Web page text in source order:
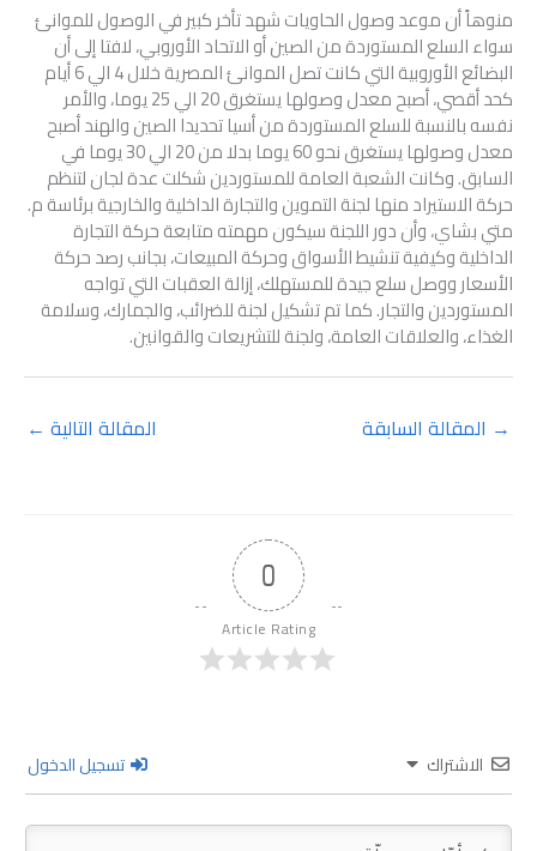
منوهاً أن موعد وصول الحاويات شهد تأخر كبير في الوصول للموانئ
سواء السلع المستوردة من الصين أو الاتحاد الأوروبي، لافتا إلى أن
البضائع الأوروبية التي كانت تصل الموانئ المصرية خلال 4 الي 6 أيام
كحد أقصي، أصبح معدل وصولها يستغرق 20 الي 25 يوما، والأمر
نفسه بالنسبة للسلع المستوردة من أسيا تحديدا الصين والهند أصبح
معدل وصولها يستغرق نحو 60 يوما بدلا من 20 الي 30 يوما في
السابق. وكانت الشعبة العامة للمستوردين شكلت عدة لجان لتنظم
حركة الاستيراد منها لجنة التموين والتجارة الداخلية والخارجية برئاسة م.
متي بشاي، وأن دور اللجنة سيكون مهمته متابعة حركة التجارة
الداخلية وكيفية تنشيط الأسواق وحركة المبيعات، بجانب رصد حركة
الأسعار ووصل سلع جيدة للمستهلك، إزالة العقبات التي تواجه
المستوردين والتجار. كما تم تشكيل لجنة للضرائب، والجمارك، وسلامة
الغذاء، والعلاقات العامة، ولجنة للتشريعات والقوانين.‏
→ المقالة السابقة المقالة التالية ←
0
Article Rating
الاشتراك تسجيل الدخول